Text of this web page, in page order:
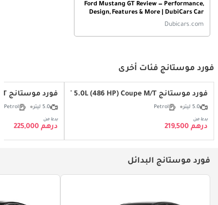
Ford Mustang GT Review — Performance,
Design, Features & More | DubiCars Car
Dubicars.com
فورد موستانج فئات أخرى
فورد موستانج GT 5.0L (486 HP) Coupe M/T
5.0 ليتر Petrol
بدءا من
درهم 219,500
فورد موستانج GT 5.0L (486 HP) Convertible A/T
5.0 ليتر Petrol
بدءا من
درهم 225,000
فورد موستانج البدائل